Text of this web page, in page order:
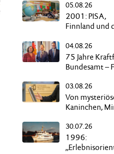
05.08.26
2001: PISA,
Finnland und
Deppendorf“
04.08.26
75 Jahre
Bundesamt –
03.08.26
Von
Kaninchen,
Kassen
30.07.26
1996: